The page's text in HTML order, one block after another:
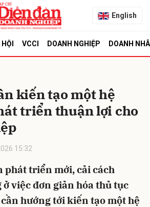
English
VCCI DOANH NGHIỆP DOANH
kiến tạo một hệ
triển thuận lợi cho
15:32
phát triển mới, cải cách
việc đơn giản hóa thủ tục
hướng tới kiến tạo một hệ
Hủy